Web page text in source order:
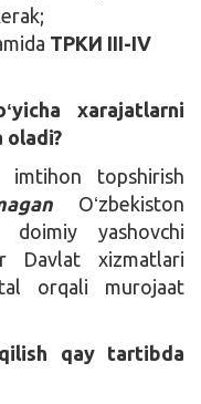
ТРКИ III-IV
xarajatlarni
oladi?
imtihon topshirish
Oʻzbekiston
doimiy yashovchi
Davlat xizmatlari
orqali murojaat
qay tartibda